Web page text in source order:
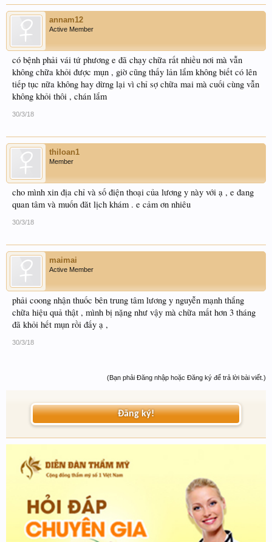
annam12
Active Member
có bệnh phải vái tứ phương e đã chạy chữa rất nhiều nơi mà vẫn
không chữa khỏi được mụn , giờ cũng thấy lản lắm không biết có lên
tiếp tục nữa không hay dừng lại vì chỉ sợ chữa mai mà cuối cùng vẫn
không khỏi thôi , chán lắm
30/3/18
thiloan1
Member
cho mình xin địa chỉ và số điện thoại của lương y này với ạ , e đang
quan tâm và muốn đăt lịch khám . e cảm ơn nhiêu
30/3/18
maimai
Active Member
phải coong nhận thuốc bên trung tâm lương y nguyễn mạnh thắng
chữa hiệu quả thật , mình bị nặng như vậy mà chữa mất hơn 3 tháng
đã khỏi hết mụn rồi đấy ạ ,
30/3/18
(Bạn phải Đăng nhập hoặc Đăng ký để trả lời bài viết.)
Đăng ký!